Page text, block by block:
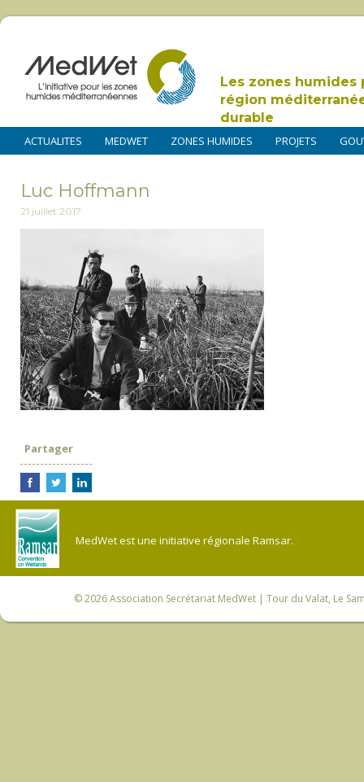
Les zones humides
région
durable
ACTUALITES MEDWET ZONES HUMIDES PROJETS
Luc Hoffmann
21 juillet 2017
Partager
MedWet est une initiative régionale Ramsar.
© 2026Association Secrétariat MedWet | Tour du Valat, Le